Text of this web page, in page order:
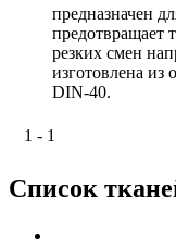
предназначен
предотвращает
резких смен
изготовлена из
DIN-40.
1 - 1
Список